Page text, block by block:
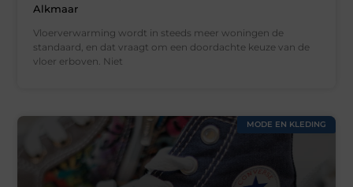
Alkmaar
Vloerverwarming wordt in steeds meer woningen de
standaard, en dat vraagt om een doordachte keuze van de
vloer erboven. Niet
MODE EN KLEDING